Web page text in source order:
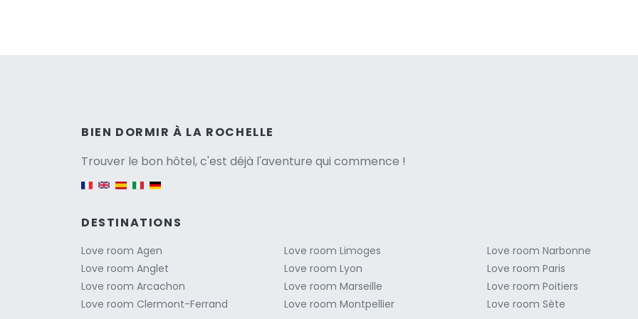
BIEN DORMIR À LA ROCHELLE
Trouver le bon hôtel, c'est déjà l'aventure qui commence !
Versione italiana
DESTINATIONS
Love room Agen
Love room Anglet
Love room Arcachon
Love room Clermont-Ferrand
Love room Limoges
Love room Lyon
Love room Marseille
Love room Montpellier
Love room Narbonne
Love room Paris
Love room Poitiers
Love room Sète